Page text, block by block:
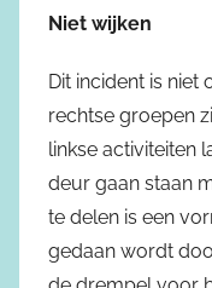
Niet wijken
Dit incident is niet
rechtse groepen
linkse activiteiten
deur gaan staan
te delen is een
gedaan wordt